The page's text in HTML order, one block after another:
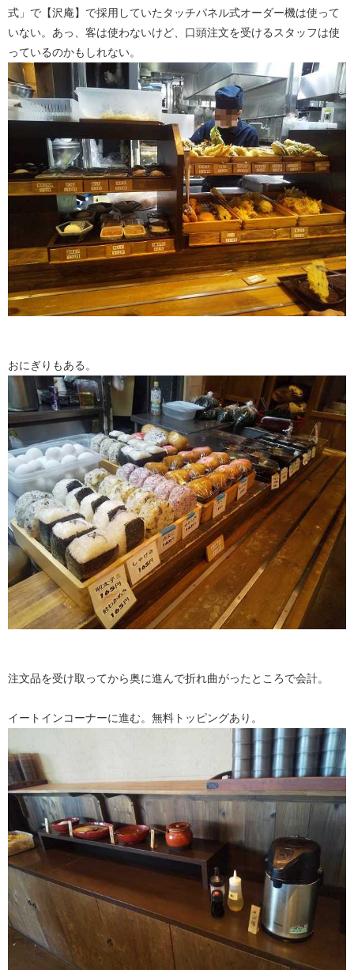
式」で【沢庵】で採用していたタッチパネル式オーダー機は使って
いない。あっ、客は使わないけど、口頭注文を受けるスタッフは使
っているのかもしれない。
おにぎりもある。
注文品を受け取ってから奥に進んで折れ曲がったところで会計。
イートインコーナーに進む。無料トッピングあり。